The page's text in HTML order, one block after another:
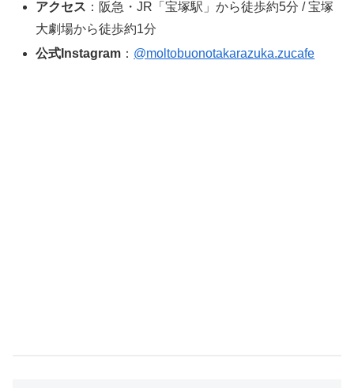
アクセス ：阪急・JR「宝塚駅」から徒歩約5分 / 宝塚
大劇場から徒歩約1分
公式Instagram ： @moltobuonotakarazuka.zucafe